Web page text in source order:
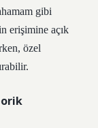
gibi
erişimine açık
özel